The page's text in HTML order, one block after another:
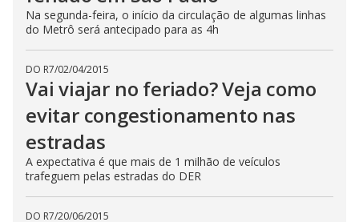
Na segunda-feira, o início da circulação de algumas linhas
do Metrô será antecipado para as 4h
DO R7/02/04/2015
Vai viajar no feriado? Veja como
evitar congestionamento nas
estradas
A expectativa é que mais de 1 milhão de veículos
trafeguem pelas estradas do DER
DO R7/20/06/2015